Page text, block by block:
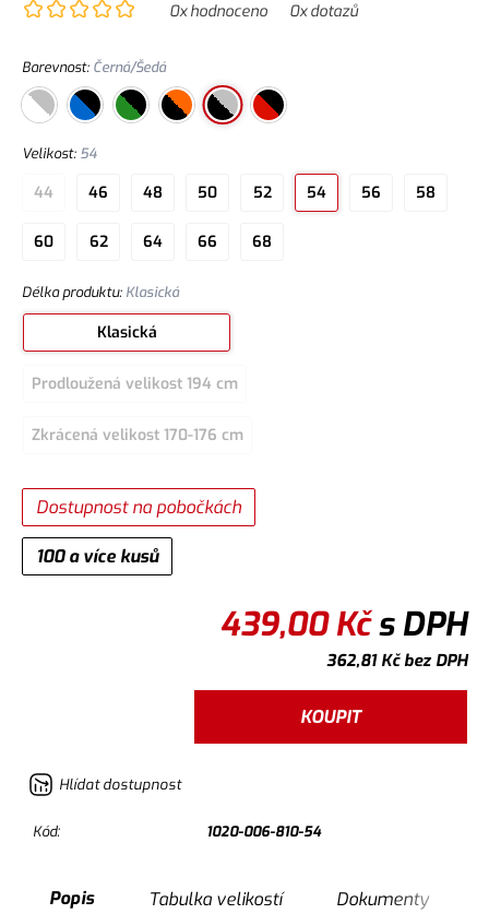
0x hodnoceno 0x dotazů
Barevnost: Černá/Šedá
Velikost: 54
44 46 48 50 52 54 56 58
60 62 64 66 68
Délka produktu: Klasická
Klasická
Prodloužená velikost 194 cm
Zkrácená velikost 170-176 cm
100 a více kusů
Dostupnost na pobočkách
439,00Kčs DPH
362,81Kčbez DPH
KOUPIT
Hlídat dostupnost
Kód: 1020-006-810-54
Popis Tabulka velikostí Dokumenty